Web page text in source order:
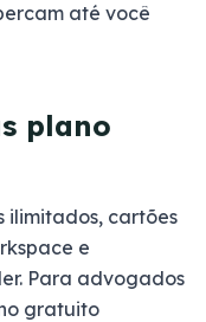
até você
plano
ilimitados, cartões
e
Para advogados
gratuito